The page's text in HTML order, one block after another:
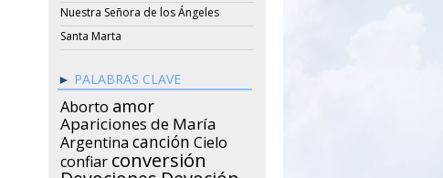
Nuestra Señora de los Ángeles
Santa Marta
PALABRAS CLAVE
Aborto amor
Apariciones de María
Argentina canción Cielo
confiar conversión